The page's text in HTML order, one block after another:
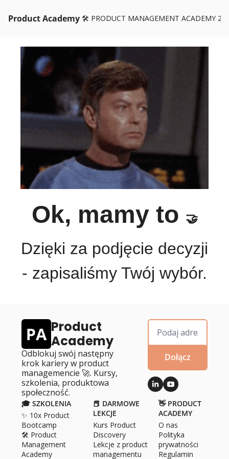
Product Academy 🛠️ PRODUCT MANAGEMENT ACADEMY 26
Ok, mamy to 🤝
Dzięki za podjęcie decyzji
- zapisaliśmy Twój wybór.
Product
Academy
Odblokuj swój następny
krok kariery w product
managemencie 🚀. Kursy,
szkolenia, produktowa
społeczność.
Dołącz
🎓 SZKOLENIA
✨ 10x Product
Bootcamp
🛠️ Product
Management
Academy
📕 DARMOWE
LEKCJE
Kurs Product
Discovery
Lekcje z product
managementu
👋 PRODUCT
ACADEMY
O nas
Polityka
prywatności
Regulamin